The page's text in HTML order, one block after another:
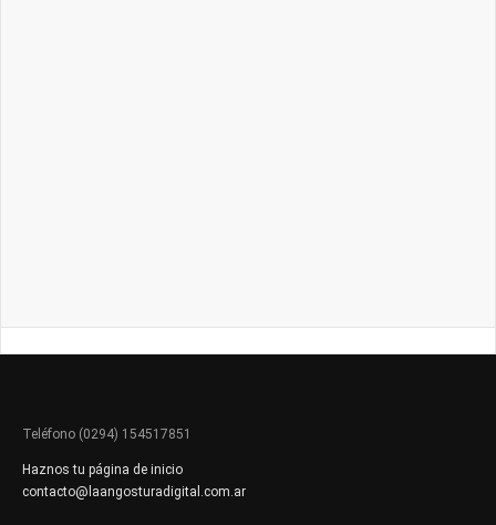
Teléfono (0294) 154517851
Haznos tu página de inicio
contacto@laangosturadigital.com.ar